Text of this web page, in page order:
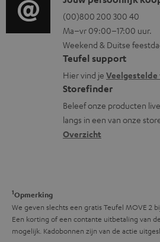
p
o
r
t
.
l
i
n
t
i
r
m
a
t
i
e
i
n
f
o
r
m
a
o
g
l
o
s
s
a
r
o
n
t
a
c
t
i
n
m
a
(00)800 200 300 40
Ma–vr 09:00–17:00 uur.
Weekend & Duitse
Teufel support
Hier vind je Veelgestelde
Storefinder
Beleef onze producten
langs in een van onze
Overzicht
1Opmerking
We geven slechts een gratis Teufel MOVE 2
Een korting of een contante uitbetaling van
mogelijk. Kadobonnen zijn van de actie